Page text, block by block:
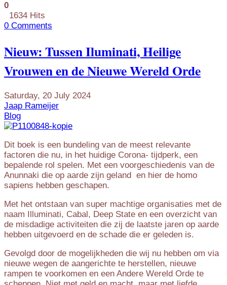
0
1634 Hits
0 Comments
Nieuw: Tussen Iluminati, Heilige
Vrouwen en de Nieuwe Wereld Orde
Saturday, 20 July 2024
Jaap Rameijer
Blog
Dit boek is een bundeling van de meest relevante
factoren die nu, in het huidige Corona- tijdperk, een
bepalende rol spelen. Met een voorgeschiedenis van de
Anunnaki die op aarde zijn geland en hier de homo
sapiens hebben geschapen.
Met het ontstaan van super machtige organisaties met de
naam Illuminati, Cabal, Deep State en een overzicht van
de misdadige activiteiten die zij de laatste jaren op aarde
hebben uitgevoerd en de schade die er geleden is.
Gevolgd door de mogelijkheden die wij nu hebben om via
nieuwe wegen de aangerichte te herstellen, nieuwe
rampen te voorkomen en een Andere Wereld Orde te